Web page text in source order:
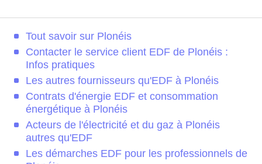
Tout savoir sur Plonéis
Contacter le service client EDF de Plonéis :
Infos pratiques
Les autres fournisseurs qu'EDF à Plonéis
Contrats d'énergie EDF et consommation
énergétique à Plonéis
Acteurs de l'électricité et du gaz à Plonéis
autres qu'EDF
Les démarches EDF pour les professionnels de